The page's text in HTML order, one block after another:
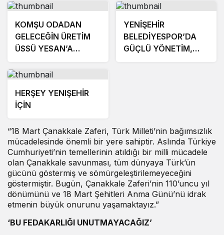
KOMŞU ODADAN
GELECEĞİN ÜRETİM
ÜSSÜ YESAN’A
YENİŞEHİR
BELEDİYESPOR’DA
GÜÇLÜ YÖNETİM,
HERŞEY YENIŞEHİR
İÇİN
“18 Mart Çanakkale Zaferi, Türk Milleti’nin bağımsızlık
mücadelesinde önemli bir yere sahiptir. Aslında Türkiye
Cumhuriyeti’nin temellerinin atıldığı bir milli mücadele
olan Çanakkale savunması, tüm dünyaya Türk’ün
gücünü göstermiş ve sömürgeleştirilemeyeceğini
göstermiştir. Bugün, Çanakkale Zaferi’nin 110’uncu yıl
dönümünü ve 18 Mart Şehitleri Anma Günü’nü idrak
etmenin büyük onurunu yaşamaktayız.”
‘BU FEDAKARLIĞI UNUTMAYACAĞIZ’